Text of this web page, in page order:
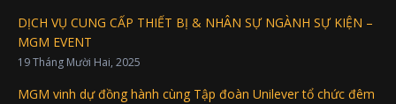
DỊCH VỤ CUNG CẤP THIẾT BỊ & NHÂN SỰ NGÀNH SỰ KIỆN –
MGM EVENT
19 Tháng Mười Hai, 2025
MGM vinh dự đồng hành cùng Tập đoàn Unilever tổ chức đêm